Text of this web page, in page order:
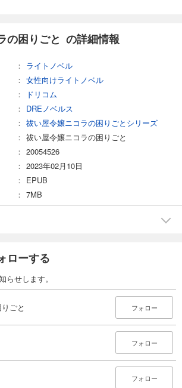
の困りごと の詳細情報
ライトノベル
女性向けライトノベル
ドリコム
DREノベルス
祓い屋令嬢ニコラの困りごとシリーズ
祓い屋令嬢ニコラの困りごと
20054526
2023年02月10日
EPUB
7MB
ローする
らせします。
ごと フォロー
フォロー
フォロー